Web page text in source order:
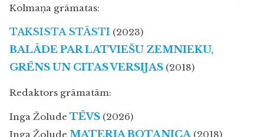
Kolmaņa grāmatas:
TAKSISTA STĀSTI (2023)
BALĀDE PAR LATVIEŠU ZEMNIEKU,
GRĒNS UN CITAS VERSIJAS (2018)
Redaktors grāmatām:
Inga Žolude TĒVS (2026)
Inga Žolude MATERIA BOTANICA(2018)